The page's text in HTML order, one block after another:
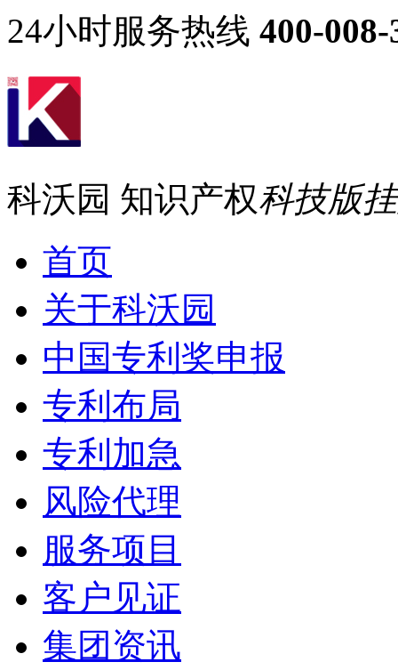
24小时服务热线 400-008-
科沃园 知识产权科技版
首页
关于科沃园
中国专利奖申报
专利布局
专利加急
风险代理
服务项目
客户见证
集团资讯